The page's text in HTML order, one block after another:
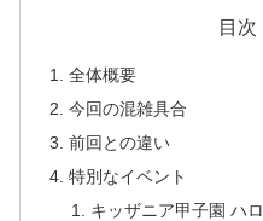
目次
全体概要
今回の混雑具合
前回との違い
特別なイベント
キッザニア甲子園 ハ